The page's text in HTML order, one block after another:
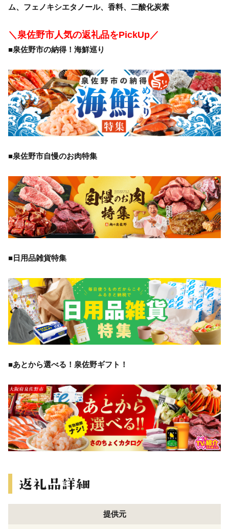
ム、フェノキシエタノール、香料、二酸化炭素
＼泉佐野市人気の返礼品をPickUp／
■泉佐野市の納得！海鮮巡り
■泉佐野市自慢のお肉特集
■日用品雑貨特集
■あとから選べる！泉佐野ギフト！
提供元